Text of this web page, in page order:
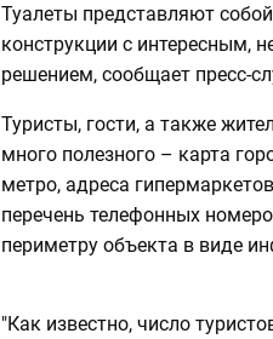
Туалеты представляют
конструкции с интересным,
решением, сообщает пресс-
Туристы, гости, а также
много полезного – карта
метро, адреса
перечень телефонных
периметру объекта в виде
"Как известно, число